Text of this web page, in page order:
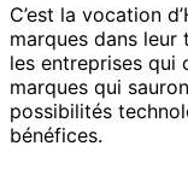
C’est la vocation
marques dans leur
les entreprises qui
marques qui
possibilités
bénéfices.